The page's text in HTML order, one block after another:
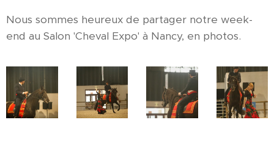
Nous sommes heureux de partager notre week-
end au Salon 'Cheval Expo' à Nancy, en photos.